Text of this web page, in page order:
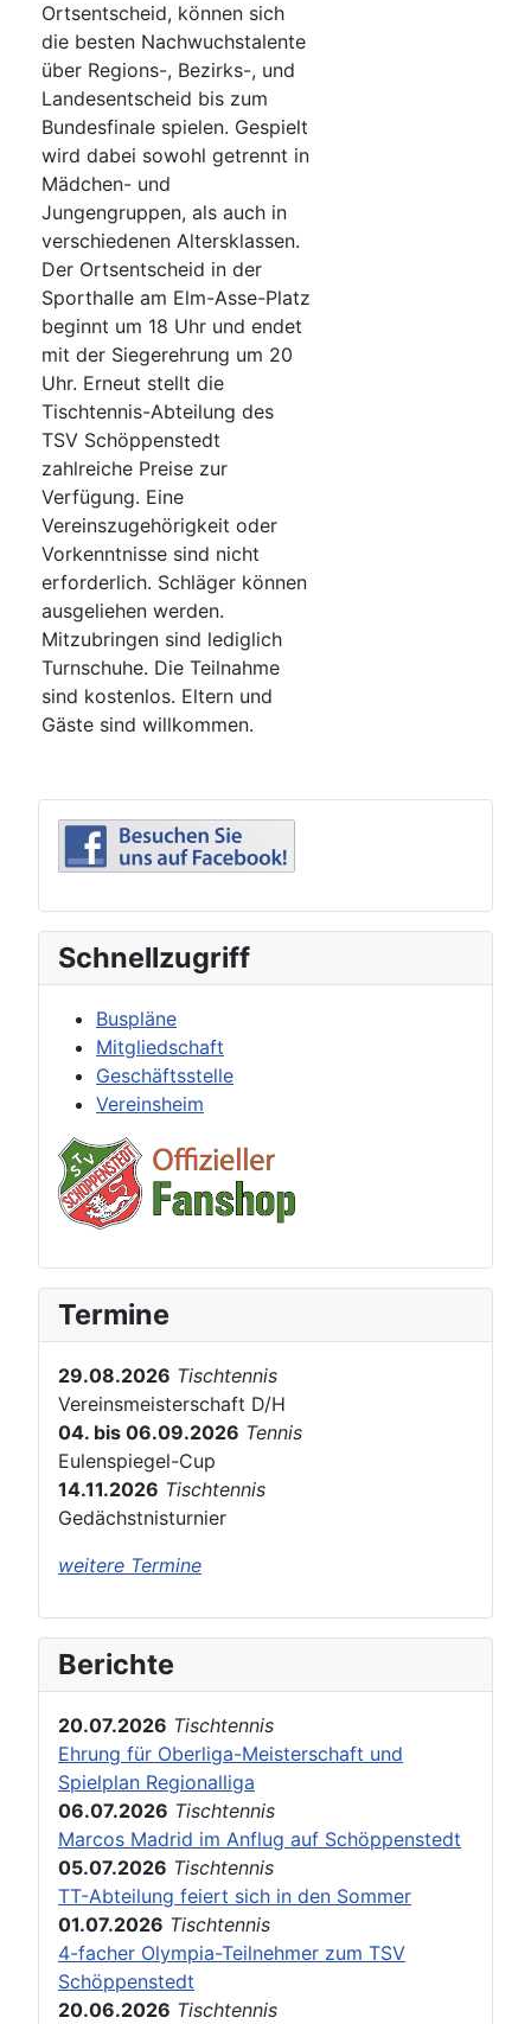
Ortsentscheid, können sich
die besten Nachwuchstalente
über Regions-, Bezirks-, und
Landesentscheid bis zum
Bundesfinale spielen. Gespielt
wird dabei sowohl getrennt in
Mädchen- und
Jungengruppen, als auch in
verschiedenen Altersklassen.
Der Ortsentscheid in der
Sporthalle am Elm-Asse-Platz
beginnt um 18 Uhr und endet
mit der Siegerehrung um 20
Uhr. Erneut stellt die
Tischtennis-Abteilung des
TSV Schöppenstedt
zahlreiche Preise zur
Verfügung. Eine
Vereinszugehörigkeit oder
Vorkenntnisse sind nicht
erforderlich. Schläger können
ausgeliehen werden.
Mitzubringen sind lediglich
Turnschuhe. Die Teilnahme
sind kostenlos. Eltern und
Gäste sind willkommen.
Schnellzugriff
Buspläne
Mitgliedschaft
Geschäftsstelle
Vereinsheim
Termine
29.08.2026 Tischtennis
Vereinsmeisterschaft D/H
04. bis 06.09.2026 Tennis
Eulenspiegel-Cup
14.11.2026 Tischtennis
Gedächstnisturnier
weitere Termine
Berichte
20.07.2026 Tischtennis
Ehrung für Oberliga-Meisterschaft und
Spielplan Regionalliga
06.07.2026 Tischtennis
Marcos Madrid im Anflug auf Schöppenstedt
05.07.2026 Tischtennis
TT-Abteilung feiert sich in den Sommer
01.07.2026 Tischtennis
4-facher Olympia-Teilnehmer zum TSV
Schöppenstedt
20.06.2026 Tischtennis